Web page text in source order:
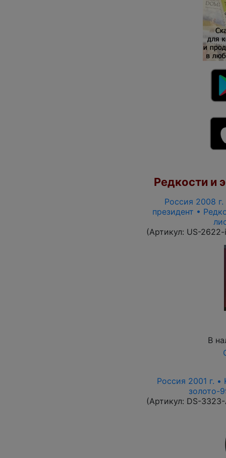
Редкости и
Россия 2008
президент •
(Артикул: US-
В
Россия 2001 г.
золото-
(Артикул: DS-